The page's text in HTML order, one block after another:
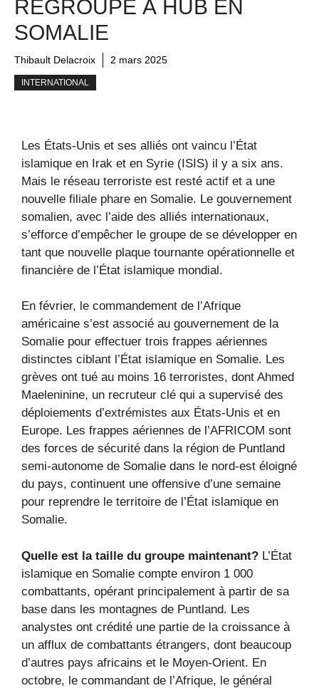
REGROUPE À HUB EN
SOMALIE
Thibault Delacroix 2 mars 2025
INTERNATIONAL
Les États-Unis et ses alliés ont vaincu l’État
islamique en Irak et en Syrie (ISIS) il y a six ans.
Mais le réseau terroriste est resté actif et a une
nouvelle filiale phare en Somalie. Le gouvernement
somalien, avec l’aide des alliés internationaux,
s’efforce d’empêcher le groupe de se développer en
tant que nouvelle plaque tournante opérationnelle et
financière de l’État islamique mondial.
En février, le commandement de l’Afrique
américaine s’est associé au gouvernement de la
Somalie pour effectuer trois frappes aériennes
distinctes ciblant l’État islamique en Somalie. Les
grèves ont tué au moins 16 terroristes, dont Ahmed
Maeleninine, un recruteur clé qui a supervisé des
déploiements d’extrémistes aux États-Unis et en
Europe. Les frappes aériennes de l’AFRICOM sont
des forces de sécurité dans la région de Puntland
semi-autonome de Somalie dans le nord-est éloigné
du pays, continuent une offensive d’une semaine
pour reprendre le territoire de l’État islamique en
Somalie.
Quelle est la taille du groupe maintenant? L’État
islamique en Somalie compte environ 1 000
combattants, opérant principalement à partir de sa
base dans les montagnes de Puntland. Les
analystes ont crédité une partie de la croissance à
un afflux de combattants étrangers, dont beaucoup
d’autres pays africains et le Moyen-Orient. En
octobre, le commandant de l’Afrique, le général